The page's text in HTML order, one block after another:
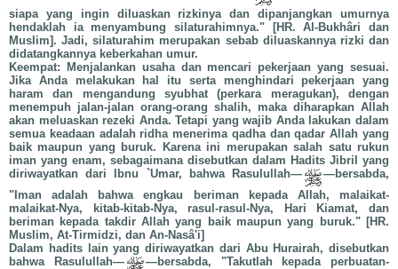
siapa yang ingin diluaskan rizkinya dan dipanjangkan umurnya
hendaklah ia menyambung silaturahimnya." [HR. Al-Bukhâri dan
Muslim]. Jadi, silaturahim merupakan sebab diluaskannya rizki dan
didatangkannya keberkahan umur.
Keempat: Menjalankan usaha dan mencari pekerjaan yang sesuai.
Jika Anda melakukan hal itu serta menghindari pekerjaan yang
haram dan mengandung syubhat (perkara meragukan), dengan
menempuh jalan-jalan orang-orang shalih, maka diharapkan Allah
akan meluaskan rezeki Anda. Tetapi yang wajib Anda lakukan dalam
semua keadaan adalah ridha menerima qadha dan qadar Allah yang
baik maupun yang buruk. Karena ini merupakan salah satu rukun
iman yang enam, sebagaimana disebutkan dalam Hadits Jibril yang
diriwayatkan dari Ibnu `Umar, bahwa Rasulullah—
—bersabda,
"Iman adalah bahwa engkau beriman kepada Allah, malaikat-
malaikat-Nya, kitab-kitab-Nya, rasul-rasul-Nya, Hari Kiamat, dan
beriman kepada takdir Allah yang baik maupun yang buruk." [HR.
Muslim, At-Tirmidzi, dan An-Nasâ'i]
Dalam hadits lain yang diriwayatkan dari Abu Hurairah, disebutkan
bahwa Rasulullah—
—bersabda, "Takutlah kepada perbuatan-